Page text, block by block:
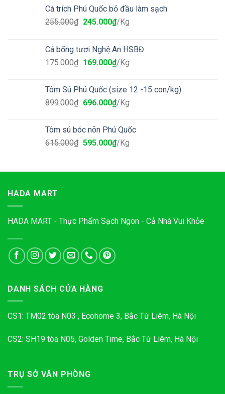
Cá trích Phú Quốc bỏ đầu làm sạch
255.000₫ 245.000₫/Kg
Cá bống tươi Nghệ An HSBĐ
175.000₫ 169.000₫/Kg
Tôm Sú Phú Quốc (size 12 -15 con/kg)
899.000₫ 696.000₫/Kg
Tôm sú bóc nõn Phú Quốc
615.000₫ 595.000₫/Kg
HADA MART
HADA MART - Thực Phẩm Sạch Ngon - Cả Nhà Vui Khỏe
DANH SÁCH CỬA HÀNG
CS1: TM02 tòa N03 , Ecohome 3, Bắc Từ Liêm, Hà Nội
CS2: SH19 tòa N05, Golden Time, Bắc Từ Liêm, Hà Nội
TRỤ SỞ VĂN PHÒNG